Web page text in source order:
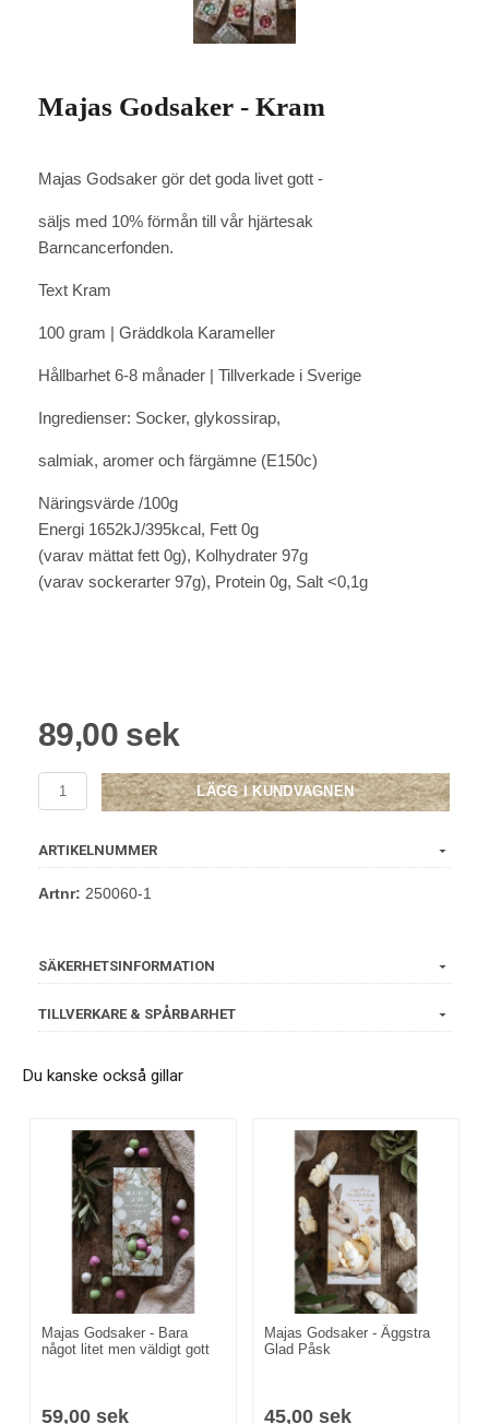
Majas Godsaker - Kram
Majas Godsaker gör det goda livet gott -
säljs med 10% förmån till vår hjärtesak
Barncancerfonden.
Text Kram
100 gram | Gräddkola Karameller
Hållbarhet 6-8 månader | Tillverkade i Sverige
Ingredienser: Socker, glykossirap,
salmiak, aromer och färgämne (E150c)
Näringsvärde /100g
Energi 1652kJ/395kcal, Fett 0g
(varav mättat fett 0g), Kolhydrater 97g
(varav sockerarter 97g), Protein 0g, Salt <0,1g
89,00 sek
LÄGG I KUNDVAGNEN
ARTIKELNUMMER
Artnr: 250060-1
SÄKERHETSINFORMATION
TILLVERKARE & SPÅRBARHET
Du kanske också gillar
Majas Godsaker - Bara
något litet men väldigt gott
59,00 sek
Majas Godsaker - Äggstra
Glad Påsk
45,00 sek